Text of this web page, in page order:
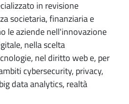
in revisione
societaria, finanziaria e
le aziende nell'innovazione
nella scelta
nel diritto web e, per
cybersecurity, privacy,
data analytics, realtà